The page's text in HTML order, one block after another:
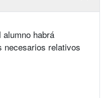
habrá
necesarios relativos